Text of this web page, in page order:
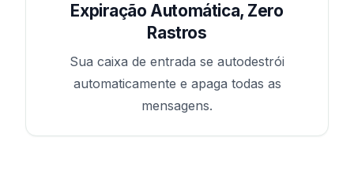
Expiração Automática, Zero
Rastros
Sua caixa de entrada se autodestrói
automaticamente e apaga todas as
mensagens.